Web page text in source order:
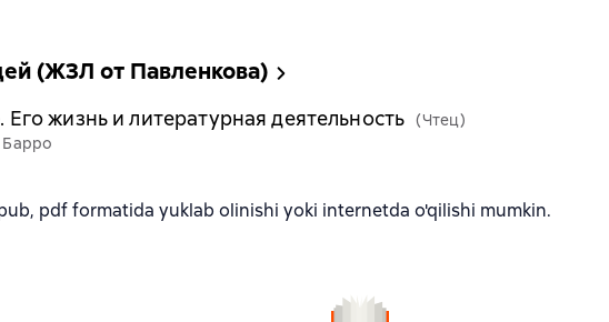
(ЖЗЛ от Павленкова)
жизнь и литературная деятельность (Чтец)
Барро
pdf formatida yuklab olinishi yoki internetda o'qilishi mumkin.